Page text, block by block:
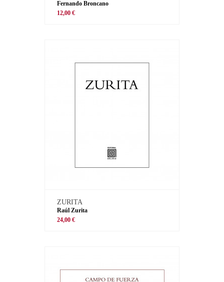
Fernando Broncano
12,00 €
ZURITA
Raúl Zurita
24,00 €